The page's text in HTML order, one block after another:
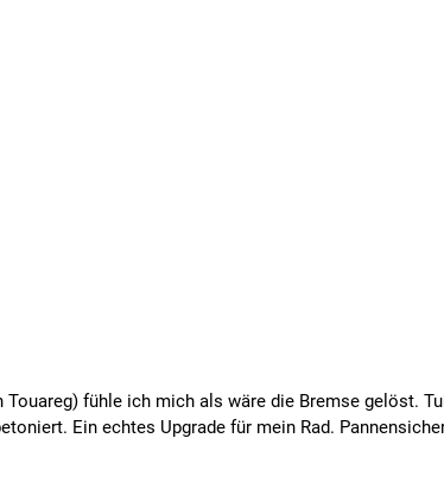
fühle ich mich als wäre die Bremse gelöst.
Ein echtes Upgrade für mein Rad.